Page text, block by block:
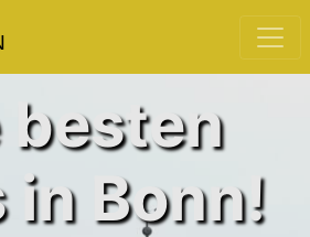
besten
in Bonn!